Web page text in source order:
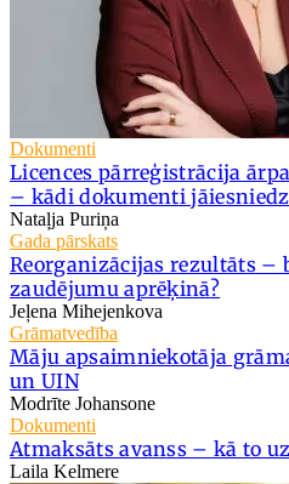
Dokumenti
Licences pārreģistrācija
– kādi dokumenti
Nataļja Puriņa
Gada pārskats
Reorganizācijas rezultāts –
zaudējumu aprēķinā?
Jeļena Mihejenkova
Grāmatvedība
Māju apsaimniekotāja
un UIN
Modrīte Johansone
Dokumenti
Atmaksāts avanss – kā to
Laila Kelmere